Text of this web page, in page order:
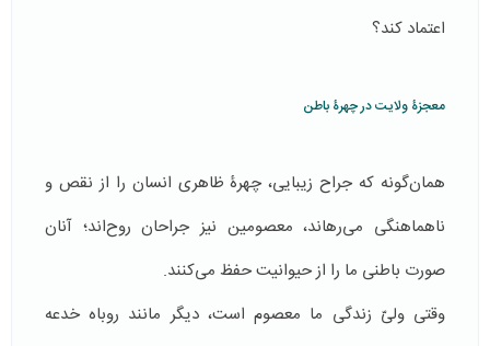
اعتماد کند؟
معجزۀ ولایت در چهرۀ باطن
همان‌گونه که جراح زیبایی، چهرۀ ظاهری انسان را از نقص و
ناهماهنگی می‌رهاند، معصومین نیز جراحان روح‌اند؛ آنان
صورت باطنی ما را از حیوانیت حفظ می‌کنند.
وقتی ولیّ زندگی ما معصوم است، دیگر مانند روباه خدعه